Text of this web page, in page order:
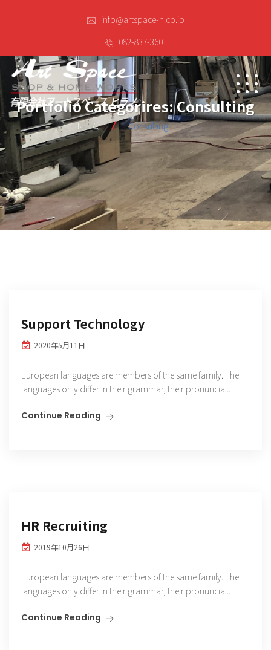
info@artspace-h.co.jp
082-837-3601
Portfolio Categorires:Consulting
ホーム Consulting
Support Technology
2020年5月11日
European languages are members of the same family. The
languages only differ in their grammar, their pronuncia...
Continue Reading
HR Recruiting
2019年10月26日
European languages are members of the same family. The
languages only differ in their grammar, their pronuncia...
Continue Reading